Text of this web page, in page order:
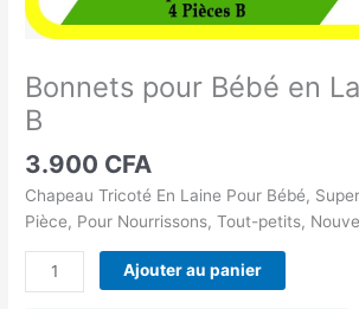
Bonnets pour Bébé en
B
3.900 CFA
Chapeau Tricoté En Laine Pour Bébé,
Pièce, Pour Nourrissons, Tout-petits,
Ajouter au panier